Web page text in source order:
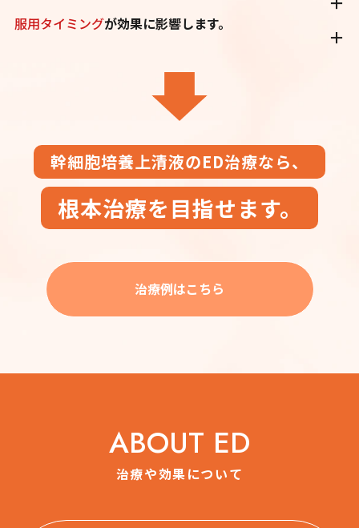
服用タイミングが効果に影響します。
幹細胞培養上清液のED治療なら、
根本治療を目指せます。
治療例はこちら
ABOUT ED
治療や効果について